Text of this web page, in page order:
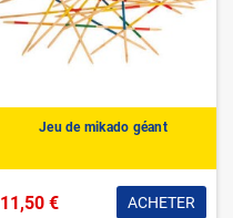
Jeu de mikado géant
11,50 € ACHETER